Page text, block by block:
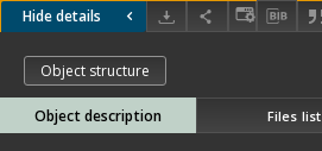
Hide details
Object structure
Object description Files list